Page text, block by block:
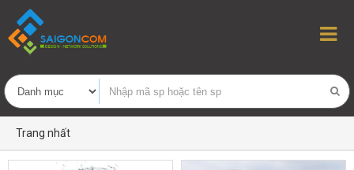
Trang nhất